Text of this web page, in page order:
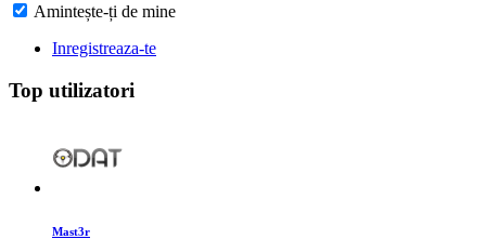
Amintește-ți de mine
Inregistreaza-te
Top utilizatori
Mast3r